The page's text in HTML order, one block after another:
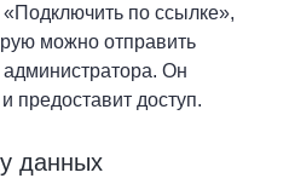
по ссылке»,
можно отправить
Он
предоставит доступ.
данных